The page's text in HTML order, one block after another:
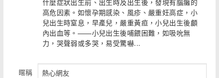
什麼症狀出生前、出生時及出生後，發現有腦癱的
高危因素。如懷孕期感染、風疹、嚴重妊高症，小
兒出生時窒息，早產兒，嚴重黃疸，小兒出生後顱
內出血等。——小兒出生後哺餵困難，如吸吮無
力，哭聲弱或多哭，易受驚嚇...
暱稱